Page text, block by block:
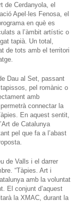
de Cerdanyola, el
Apel·les Fenosa, el
en què es
a l’àmbit artístic o
tapià. Un total,
de tots amb el territori
Dau al Set, passant
pel romànic o
amb
connectar la
En aquest sentit,
de Catalunya
pel que fa a l’abast
de Valls i el darrer
“Tàpies. Art i
amb la voluntat
El conjunt d’aquest
la XMAC, durant la